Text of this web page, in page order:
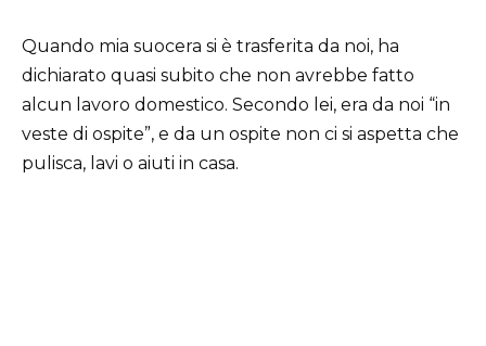
Quando mia suocera si è trasferita da noi, ha
dichiarato quasi subito che non avrebbe fatto
alcun lavoro domestico. Secondo lei, era da noi “in
veste di ospite”, e da un ospite non ci si aspetta che
pulisca, lavi o aiuti in casa.